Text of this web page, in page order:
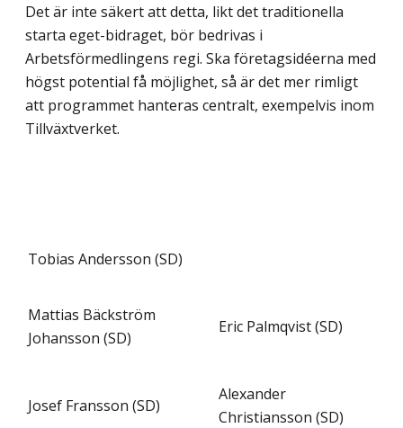
Det är inte säkert att detta, likt det traditionella
starta eget-bidraget, bör bedrivas i
Arbetsförmedlingens regi. Ska företagsidéerna med
högst potential få möjlighet, så är det mer rimligt
att programmet hanteras centralt, exempelvis inom
Tillväxtverket.
Tobias Andersson (SD)
Mattias Bäckström
Johansson (SD)
Eric Palmqvist (SD)
Josef Fransson (SD)
Alexander
Christiansson (SD)